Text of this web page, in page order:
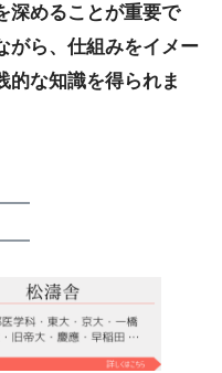
深めることが重要で
がら、仕組みをイメー
的な知識を得られま